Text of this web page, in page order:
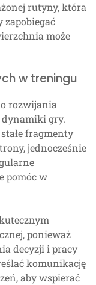
rutyny, która
zapobiegać
może
w treningu
rozwijania
dynamiki gry.
fragmenty
jednocześnie
pomóc w
ponieważ
decyzji i pracy
komunikację
aby wspierać